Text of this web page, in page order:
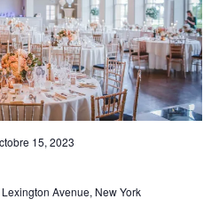
15, 2023
Lexington Avenue, New York